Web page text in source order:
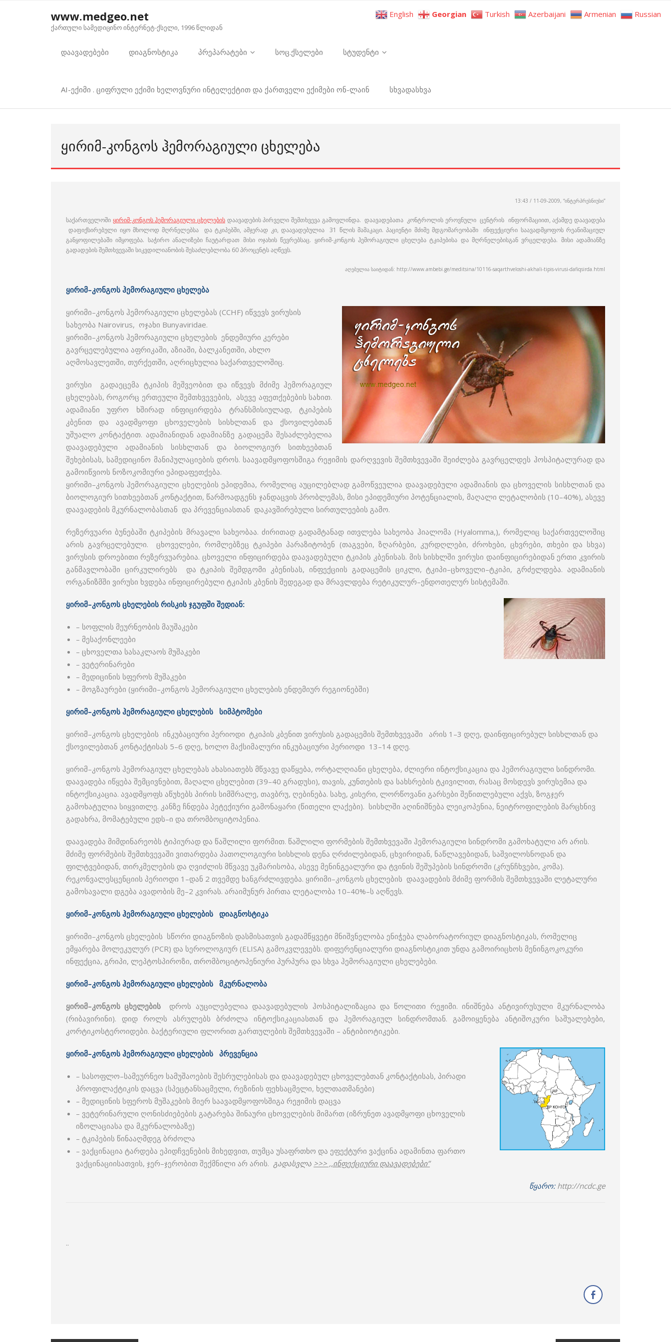
www.medgeo.net
ქართული სამედიცინო ინტერნეტ-ქსელი, 1996 წლიდან
დაავადებები დიაგნოსტიკა პრეპარატები სოც.ქსელები სტუდენტი
AI-ექიმი . ციფრული ექიმი ხელოვნური ინტელექტით და ქართველი ექიმები ონ-ლაინ სხვადასხვა
ᲧᲘᲠᲘᲛ-ᲙᲝᲜᲒᲝᲡ ᲰᲔᲛᲝᲠᲐᲒᲘᲣᲚᲘ ᲪᲮᲔᲚᲔᲑᲐ
13:43 / 11-09-2009, “ინტერპრესნიუსი”
საქართველოში ყირიმ-კონგოს ჰემორაგიული ცხელების დაავადების პირველი შემთხვევა გამოვლინდა. დაავადებათა კონტროლის ეროვნული ცენტრის ინფორმაციით, აქამდე დაავადება
დაფიქსირებული იყო მხოლოდ მღრნელებსა და ტკიპებში, ამჯერად კი, დაავადებულია 31 წლის მამაკაცი. პაციენტი მძიმე მდგომარეობაში ინფექციური საავადმყოფოს რეანიმაციულ
განყოფილებაში იმყოფება. საჭირო ანალიზები ჩაუტარდათ მისი ოჯახის წევრებსაც. ყირიმ-კონგოს ჰემორაგიული ცხელება ტკიპებისა და მღრნელებისგან ვრცელდება. მისი ადამიანზე
გადადების შემთხვევაში სიკვდილიანობის შესაძლებლობა 60 პროცენტს აღწევს.
აღებულია საიტიდან: http://www.ambebi.ge/meditsina/10116-saqarthveloshi-akhali-tipis-virusi-dafiqsirda.html
ყირიმ–კონგოს ჰემორაგიული ცხელება
ყირიმი–კონგოს ჰემორაგიული ცხელებას (CCHF) იწვევს ვირუსის
სახეობა Nairovirus, ოჯახი Bunyaviridae.
ყირიმი–კონგოს ჰემორაგიული ცხელების ენდემიური კერები
გავრცელებულია აფრიკაში, აზიაში, ბალკანეთში, ახლო
აღმოსავლეთში, თურქეთში, აღრიცხულია საქართველოშიც.
ვირუსი გადაეცემა ტკიპის მეშვეობით და იწვევს მძიმე ჰემორაგიულ
ცხელებას, როგორც ერთეული შემთხვევების, ასევე აფეთქებების სახით.
ადამიანი უფრო ხშირად ინფიცირდება ტრანსმისიულად, ტკიპების
კბენით და ავადმყოფი ცხოველების სისხლთან და ქსოვილებთან
უშუალო კონტაქტით. ადამიანიდან ადამიანზე გადაცემა შესაძლებელია
დაავადებული ადამიანის სისხლთან და ბიოლოგიურ სითხეებთან
შეხებისას, სამედიცინო მანიპულაციების დროს. საავადმყოფოსშიგა რეჟიმის დარღვევის შემთხვევაში შეიძლება გავრცელდეს ჰოსპიტალურად და
გამოიწვიოს ნოზოკომიური ეპიდაფეთქება.
ყირიმი–კონგოს ჰემორაგიული ცხელების ეპიდემია, რომელიც აუცილებლად გამოწვეულია დაავადებული ადამიანის და ცხოველის სისხლთან და
ბიოლოგიურ სითხეებთან კონტაქტით, წარმოადგენს ჯანდაცვის პრობლემას, მისი ეპიდემიური პოტენციალის, მაღალი ლეტალობის (10–40%), ასევე
დაავადების მკურნალობასთან და პრევენციასთან დაკავშირებული სირთულეების გამო.
რეზერვუარი ბუნებაში ტკიპების მრავალი სახეობაა. ძირითად გადამტანად ითვლება სახეობა ჰიალომა (Hyalomma,), რომელიც საქართველოშიც
არის გავრცელებული. ცხოველები, რომლებზეც ტკიპები პარაზიტობენ (თაგვები, ზღარბები, კურდღლები, ძროხები, ცხვრები, თხები და სხვა)
ვირუსის დროებითი რეზერვუარებია. ცხოველი ინფიცირდება დაავადებული ტკიპის კბენისას. მის სისხლში ვირუსი დაინფიცირებიდან ერთი კვირის
განმავლობაში ცირკულირებს და ტკიპის შემდგომი კბენისას, ინფექციის გადაცემის ციკლი, ტკიპი–ცხოველი–ტკიპი, გრძელდება. ადამიანის
ორგანიზმში ვირუსი ხვდება ინფიცირებული ტკიპის კბენის შედეგად და მრავლდება რეტიკულურ–ენდოთელურ სისტემაში.
ყირიმ–კონგოს ცხელების რისკის ჯგუფში შედიან:
– სოფლის მეურნეობის მაუშაკები
– მესაქონლეები
– ცხოველთა სასაკლაოს მუშაკები
– ვეტერინარები
– მედიცინის სფეროს მუშაკები
– მოგზაურები (ყირიმი–კონგოს ჰემორაგიული ცხელების ენდემიურ რეგიონებში)
ყირიმ–კონგოს ჰემორაგიული ცხელების სიმპტომები
ყირიმ–კონგოს ცხელების ინკუბაციური პერიოდი ტკიპის კბენით ვირუსის გადაცემის შემთხვევაში არის 1–3 დღე, დაინფიცირებულ სისხლთან და
ქსოვილებთან კონტაქტისას 5–6 დღე, ხოლო მაქსიმალური ინკუბაციური პერიოდი 13–14 დღე.
ყირიმ–კონგოს ჰემორაგიულ ცხელებას ახასიათებს მწვავე დაწყება, ორტალღიანი ცხელება, ძლიერი ინტოქსიკაცია და ჰემორაგიული სინდრომი.
დაავადება იწყება შემცივნებით, მაღალი ცხელებით (39–40 გრადუსი), თავის, კუნთების და სახსრების ტკივილით, რასაც მოსდევს ვირუსემია და
ინტოქსიკაცია. ავადმყოფს აწუხებს პირის სიმშრალე, თავბრუ, ღებინება. სახე, კისერი, ლორწოვანი გარსები შეწითლებული აქვს, ზოგჯერ
გამოხატულია სიყვითლე. კანზე ჩნდება პეტექიური გამონაყარი (წითელი ლაქები). სისხლში აღინიშნება ლეიკოპენია, ნეიტროფილების მარცხნივ
გადახრა, მომატებული ედს–ი და თრომბოციტოპენია.
დაავადება მიმდინარეობს ტიპიურად და წაშლილი ფორმით. წაშლილი ფორმების შემთხვევაში ჰემორაგიული სინდრომი გამოხატული არ არის.
მძიმე ფორმების შემთხვევაში ვითარდება პათოლოგიური სისხლის დენა ღრძილებიდან, ცხვირიდან, ნაწლავებიდან, საშვილოსნოდან და
ფილტვებიდან, თირკმელების და ღვიძლის მწვავე უკმარისობა, ასევე მენინგეალური და ტვინის შეშუპების სინდრომი (კრუნჩხვები, კომა).
რეკონვალესცენციის პერიოდი 1–დან 2 თვემდე ხანგრძლივდება. ყირიმი–კონგოს ცხელების დაავადების მძიმე ფორმის შემთხვევაში ლეტალური
გამოსავალი დგება ავადობის მე–2 კვირას. არაიმუნურ პირთა ლეტალობა 10–40%–ს აღწევს.
ყირიმ–კონგოს ჰემორაგიული ცხელების დიაგნოსტიკა
ყირიმი–კონგოს ცხელების სწორი დიაგნოზის დასმისათვის გადამწყვეტი მნიშვნელობა ენიჭება ლაბორატორიულ დიაგნოსტიკას, რომელიც
ემყარება მოლეკულურ (PCR) და სეროლოგიურ (ELISA) გამოკვლევებს. დიფერენციალური დიაგნოსტიკით უნდა გამოირიცხოს მენინგოკოკური
ინფექცია, გრიპი, ლეპტოსპიროზი, თრომბოციტოპენიური პურპურა და სხვა ჰემორაგიული ცხელებები.
ყირიმ–კონგოს ჰემორაგიული ცხელების მკურნალობა
ყირიმ–კონგოს ცხელების
დროს აუცილებელია დაავადებულის ჰოსპიტალიზაცია და წოლითი რეჟიმი. ინიშნება ანტივირუსული მკურნალობა
(რიბავირინი). დიდ როლს ასრულებს ბრძოლა ინტოქსიკაციასთან და ჰემორაგიულ სინდრომთან. გამოიყენება ანტიშოკური საშუალებები,
კორტიკოსტეროიდები. ბაქტერიული ფლორით გართულების შემთხვევაში – ანტიბიოტიკები.
ყირიმ–კონგოს ჰემორაგიული ცხელების პრევენცია
– სასოფლო–სამეურნეო სამუშაოების შესრულებისას და დაავადებულ ცხოველებთან კონტაქტისას, პირადი
პროფილაქტიკის დაცვა (სპეცტანსაცმელი, რეზინის ფეხსაცმელი, ხელთათმანები)
– მედიცინის სფეროს მუშაკების მიერ საავადმყოფოსშიგა რეჟიმის დაცვა
– ვეტერინარული ღონისძიებების გატარება შინაური ცხოველების მიმართ (იზრუნეთ ავადმყოფი ცხოველის
იზოლაციასა და მკურნალობაზე)
– ტკიპების წინააღმდეგ ბრძოლა
– ვაქცინაცია ტარდება ეპიდჩვენების მიხედვით, თუმცა უსაფრთხო და ეფექტური ვაქცინა ადამინთა ფართო
ვაქცინაციისათვის, ჯერ–ჯერობით შექმნილი არ არის. გადასვლა >>> ,,ინფექციური დაავადებები”
წყარო: http://ncdc.ge
..
English Georgian Turkish Azerbaijani Armenian Russian